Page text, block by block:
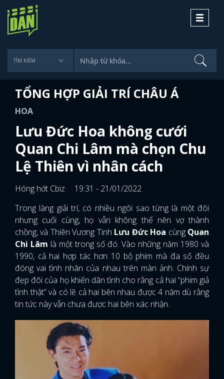
Toggle
TỔNG HỢP GIẢI TRÍ CHÂU Á
HOA
Lưu Đức Hoa không cưới
Quan Chi Lâm mà chọn Chu
Lệ Thiên vì nhân cách
Hóng hớt Cbiz
19:31 - 21/01/2022
Trong làng giải trí, có nhiều ngôi sao từng là một đôi
nhưng cuối cùng, họ vẫn không thể nên vợ thành
chồng, và Thiên Vương Tinh Lưu Đức Hoa cùng Quan
Chi Lâm là một trong số đó. Vào những năm 1980 và
1990, cả hai hợp tác hơn 10 bộ phim mà đa số đều
đóng vai tình nhân của nhau trên màn ảnh. Chính sự
đẹp đôi của họ khiến dân tình cho rằng cả hai “phim giả
tình thật” và có lẽ cả hai bên nhau được 4 năm dù rằng
tin tức này vẫn chưa được hai bên xác nhận.